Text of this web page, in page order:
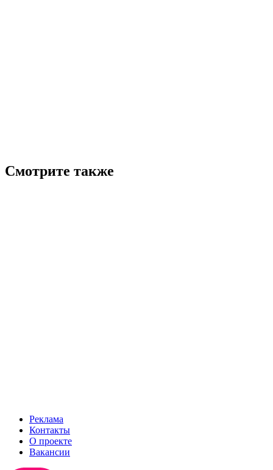
Смотрите также
Реклама
Контакты
О проекте
Вакансии